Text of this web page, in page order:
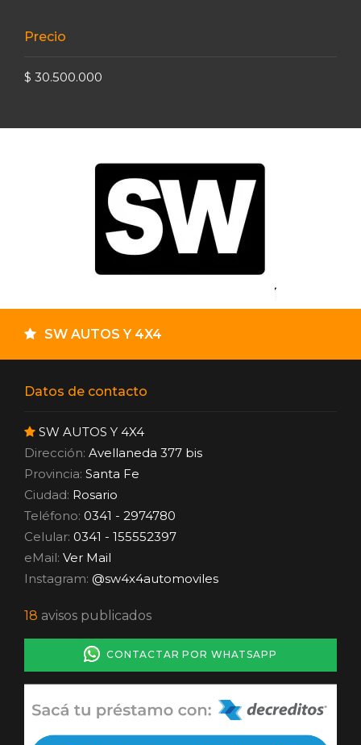
Precio
$ 30.500.000
SW AUTOS Y 4X4
Datos de contacto
SW AUTOS Y 4X4
Dirección: Avellaneda 377 bis
Provincia: Santa Fe
Ciudad: Rosario
Teléfono: 0341 - 2974780
Celular: 0341 - 155552397
eMail: Ver Mail
Instagram: @sw4x4automoviles
18 avisos publicados
CONTACTAR POR WHATSAPP